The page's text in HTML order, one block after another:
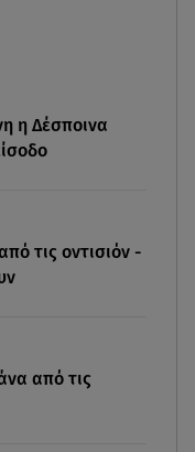
ο
της
τα
η Δέσποινα
τις οντισιόν -
από τις